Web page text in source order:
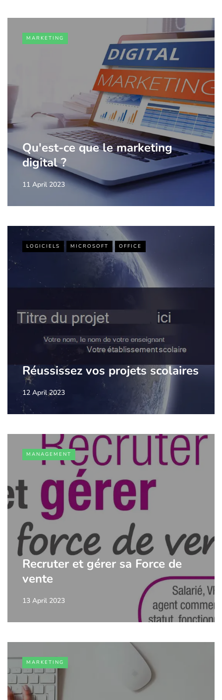
MARKETING
Qu'est-ce que le marketing
digital ?
11 April 2023
LOGICIELS MICROSOFT OFFICE
Réussissez vos projets scolaires
12 April 2023
MANAGEMENT
Recruter et gérer sa Force de
vente
13 April 2023
MARKETING